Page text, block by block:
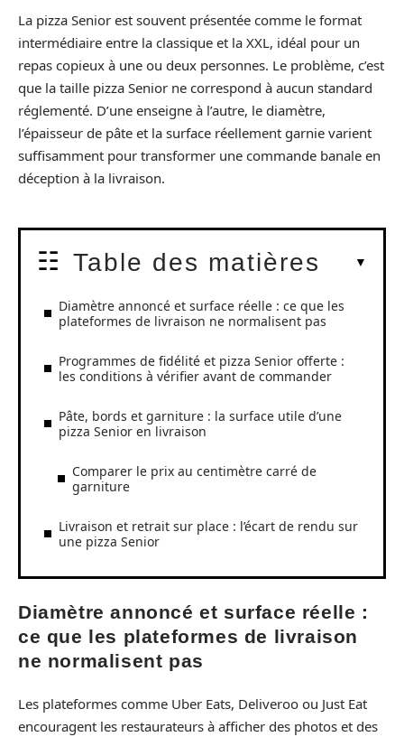
La pizza Senior est souvent présentée comme le format
intermédiaire entre la classique et la XXL, idéal pour un
repas copieux à une ou deux personnes. Le problème, c’est
que la taille pizza Senior ne correspond à aucun standard
réglementé. D’une enseigne à l’autre, le diamètre,
l’épaisseur de pâte et la surface réellement garnie varient
suffisamment pour transformer une commande banale en
déception à la livraison.
Table des matières
Diamètre annoncé et surface réelle : ce que les
plateformes de livraison ne normalisent pas
Programmes de fidélité et pizza Senior offerte :
les conditions à vérifier avant de commander
Pâte, bords et garniture : la surface utile d’une
pizza Senior en livraison
Comparer le prix au centimètre carré de
garniture
Livraison et retrait sur place : l’écart de rendu sur
une pizza Senior
Diamètre annoncé et surface réelle :
ce que les plateformes de livraison
ne normalisent pas
Les plateformes comme Uber Eats, Deliveroo ou Just Eat
encouragent les restaurateurs à afficher des photos et des